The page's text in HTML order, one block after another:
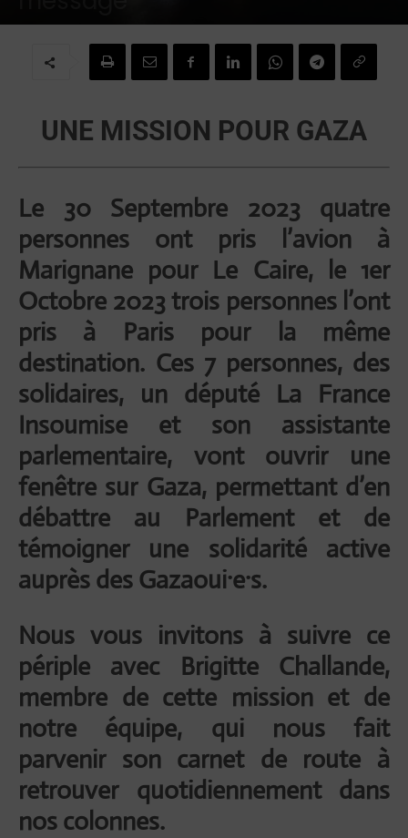
Par Brigitte Challande - 3 octobre 2023
UNE MISSION POUR GAZA
Le 30 Septembre 2023 quatre
personnes ont pris l’avion à
Marignane pour Le Caire, le 1er
Octobre 2023 trois personnes l’ont
pris à Paris pour la même
destination. Ces 7 personnes, des
solidaires, un député La France
Insoumise et son assistante
parlementaire, vont ouvrir une
fenêtre sur Gaza, permettant d’en
débattre au Parlement et de
témoigner une solidarité active
auprès des Gazaoui·e·s.
Nous vous invitons à suivre ce
périple avec Brigitte Challande,
membre de cette mission et de
notre équipe, qui nous fait
parvenir son carnet de route à
retrouver quotidiennement dans
nos colonnes.